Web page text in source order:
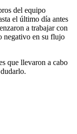
del equipo
el último día antes
a trabajar con
negativo en su flujo
que llevaron a cabo